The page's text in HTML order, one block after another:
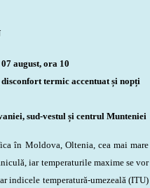
august, ora 10
termic accentuat și nopți
sud-vestul și centrul Munteniei
în Moldova, Oltenia, cea mai mare
iar temperaturile maxime se vor
indicele temperatură-umezeală (ITU)